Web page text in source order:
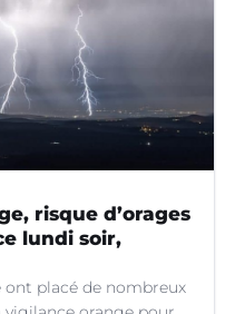
risque d’orages
lundi soir,
ont placé de nombreux